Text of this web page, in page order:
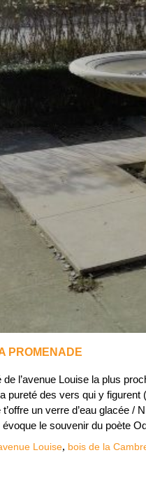
PROMENADE
de l’avenue Louise la plus
pureté des vers qui y
un verre d’eau glacée /
le souvenir du poète
Louise, bois de la